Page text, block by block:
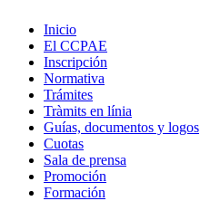
Inicio
El CCPAE
Inscripción
Normativa
Trámites
Tràmits en línia
Guías, documentos y logos
Cuotas
Sala de prensa
Promoción
Formación